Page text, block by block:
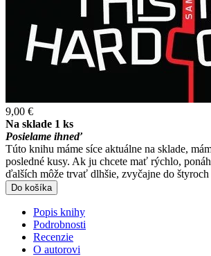
9,00 €
Na sklade 1 ks
Posielame ihneď
Túto knihu máme síce aktuálne na sklade,
posledné kusy. Ak ju chcete mať rýchlo,
ďalších môže trvať dlhšie, zvyčajne do štyroch
Do košíka
Popis knihy
Podrobnosti
Recenzie
O autorovi